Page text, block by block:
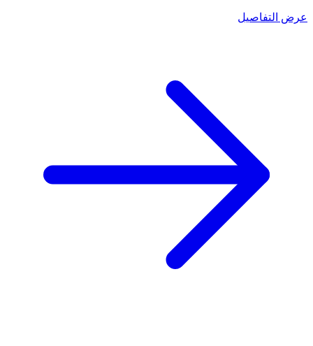
عرض التفاصيل